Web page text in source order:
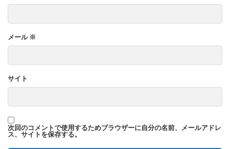
メール ※
サイト
次回のコメントで使用するためブラウザーに自分の名前、メールアドレ
ス、サイトを保存する。